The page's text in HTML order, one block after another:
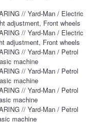
// Yard-Man / Electric
adjustment, Front wheels
// Yard-Man / Electric
adjustment, Front wheels
// Yard-Man / Petrol
machine
// Yard-Man / Petrol
machine
// Yard-Man / Petrol
machine
// Yard-Man / Petrol
machine